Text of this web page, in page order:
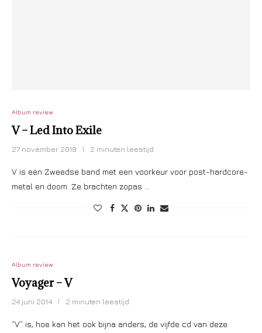
Album review
V – Led Into Exile
27 november 2019 2 minuten leestijd
V is een Zweedse band met een voorkeur voor post-hardcore-
metal en doom. Ze brachten zopas …
Album review
Voyager – V
24 juni 2014 2 minuten leestijd
“V” is, hoe kan het ook bijna anders, de vijfde cd van deze